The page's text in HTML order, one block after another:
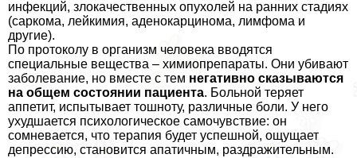
инфекций, злокачественных опухолей на ранних стадиях
(саркома, лейкимия, аденокарцинома, лимфома и
другие).
По протоколу в организм человека вводятся
специальные вещества – химиопрепараты. Они убивают
заболевание, но вместе с тем негативно сказываются
на общем состоянии пациента. Больной теряет
аппетит, испытывает тошноту, различные боли. У него
ухудшается психологическое самочувствие: он
сомневается, что терапия будет успешной, ощущает
депрессию, становится апатичным, раздражительным.